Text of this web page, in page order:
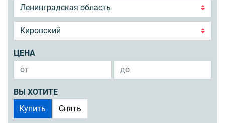
ЦЕНА
ВЫ ХОТИТЕ
Купить
Снять